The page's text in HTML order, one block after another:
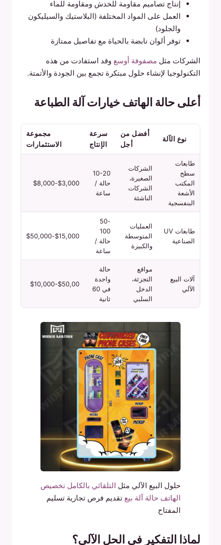
إنتاج تصاميم مقاومة للخدش ومقاومة للماء
العمل على المواد المختلفة (البلاستيك والسيليكون
والجلود)
توفر ألوان نابضة بالحياة مع تفاصيل ممتازة
الشركات مثل مصفوفة أوسع وقد استفادت من هذه
التكنولوجيا لإنشاء حلول مبتكرة تجمع بين الجودة والأتمتة.
أعلى حالة الهاتف خيارات آلة الطباعة
نوع الآلة
أفضل من
أجل
سرعة
الإنتاج
مجموعة
الاستثمارات
طابعات
سطح
المكتب
الأشعة
البنفسجية
الشركات
الصغيرة،
الشركات
الناشئة
10-20
حالة /
ساعة
$3,000-$8,000
طابعات UV
الصناعية
العمليات
المتوسطة
والكبيرة
50-
100
حالة /
ساعة
$15,000-$50,000
آلات البيع
الآلي
مواقع
التجزئة،
الدخل
السلبي
حالة
واحدة
في 60
ثانية
$50,00-$10,000
حلول البيع الآلي مثل التلقائي بالكامل تخصيص
الهاتف حالة آلة بيع تقديم فرص تجارية تسليم
المفتاح
لماذا التفكير في الحل الآلي؟